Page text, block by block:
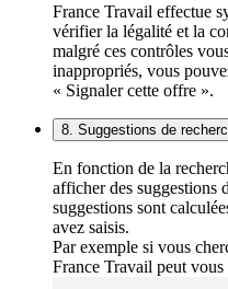
France Travail effectue
vérifier la légalité et la
malgré ces contrôles
inappropriés, vous
« Signaler cette offre ».
8. Suggestions de
En fonction de la
afficher des suggestions
suggestions sont
avez saisis.
Par exemple si vous
France Travail peut vous